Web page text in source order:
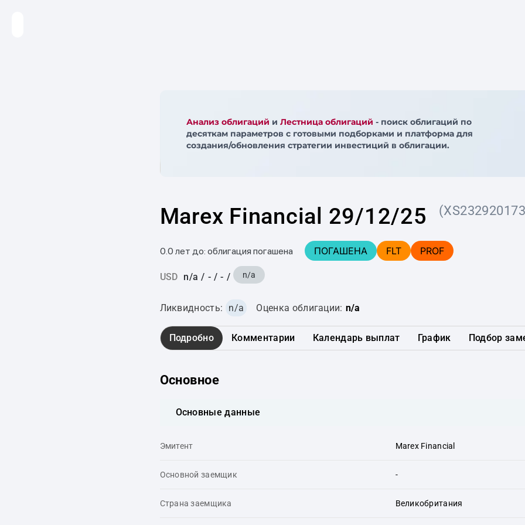
Анализ облигаций и Лестница облигаций - поиск облигаций по
десяткам параметров с готовыми подборками и платформа для
создания/обновления стратегии инвестиций в облигации.
Marex Financial 29/12/25
0.0 лет до: облигация погашена ПОГАШЕНА FLT PROF
USD n/a / - / - / n/a
Ликвидность: n/a Оценка облигации: n/a
Подробно Комментарии Календарь выплат График Подбор
Основное
Основные данные
Эмитент Marex Financial
Основной заемщик -
Страна заемщика Великобритания